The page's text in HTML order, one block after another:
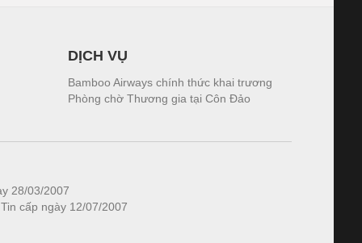
DỊCH VỤ
Bamboo Airways chính thức khai trương
Phòng chờ Thương gia tại Côn Đảo
28/03/2007
cấp ngày 12/07/2007